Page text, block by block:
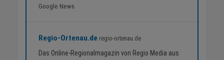
Google News
Regio-Ortenau.de regio-ortenau.de
Das Online-Regionalmagazin von Regio Media aus